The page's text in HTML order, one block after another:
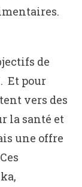
de
Et pour
vers des
la santé et
une offre